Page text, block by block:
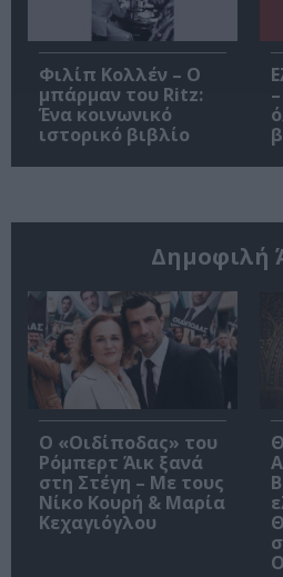
Φιλίπ Κολλέν – Ο
μπάρμαν του Ritz:
Ένα κοινωνικό
ιστορικό βιβλίο
Δημοφιλή
O «Οιδίποδας» του
Ρόμπερτ Άικ ξανά
στη Στέγη – Με τους
Νίκο Κουρή & Μαρία
Κεχαγιόγλου